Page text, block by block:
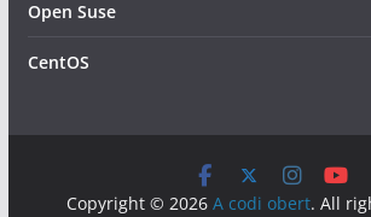
Open Suse
CentOS
Copyright © 2026A codi obert. All